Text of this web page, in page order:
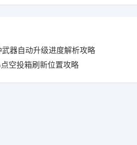
器自动升级进度解析攻略
空投箱刷新位置攻略